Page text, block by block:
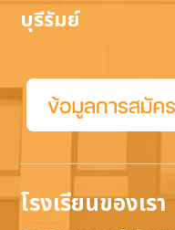
บุรีรัมย์
โรงเรียนของเรา